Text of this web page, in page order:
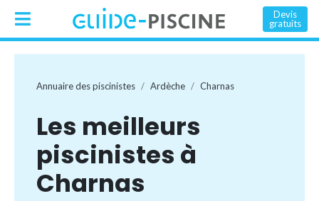
Devis
gratuits
Annuaire des piscinistes Ardèche Charnas
Les meilleurs
piscinistes à
Charnas